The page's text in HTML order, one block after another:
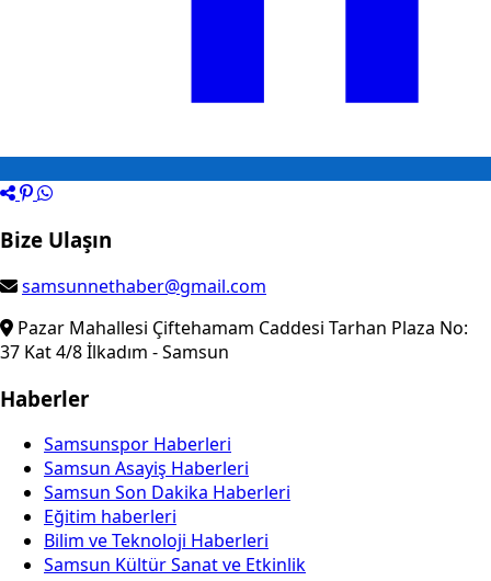
Bize Ulaşın
samsunnethaber@gmail.com
Pazar Mahallesi Çiftehamam Caddesi Tarhan Plaza No:
37 Kat 4/8 İlkadım - Samsun
Haberler
Samsunspor Haberleri
Samsun Asayiş Haberleri
Samsun Son Dakika Haberleri
Eğitim haberleri
Bilim ve Teknoloji Haberleri
Samsun Kültür Sanat ve Etkinlik